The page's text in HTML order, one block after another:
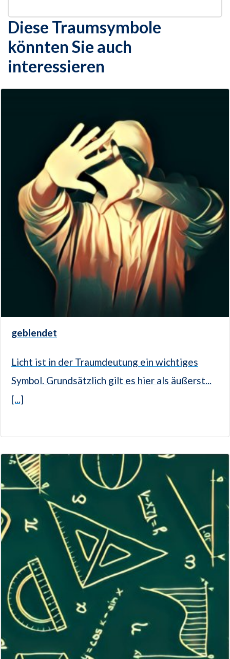
Diese Traumsymbole
könnten Sie auch
interessieren
geblendet
Licht ist in der Traumdeutung ein wichtiges
Symbol. Grundsätzlich gilt es hier als äußerst...
[...]